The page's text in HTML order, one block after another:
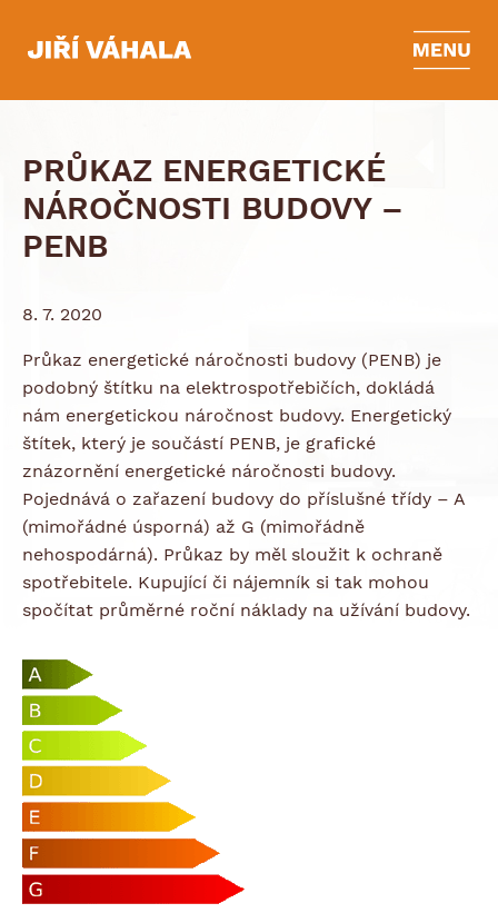
PRŮKAZ ENERGETICKÉ
NÁROČNOSTI BUDOVY –
PENB
8. 7. 2020
Průkaz energetické náročnosti budovy (PENB) je
podobný štítku na elektrospotřebičích, dokládá
nám energetickou náročnost budovy. Energetický
štítek, který je součástí PENB, je grafické
znázornění energetické náročnosti budovy.
Pojednává o zařazení budovy do příslušné třídy – A
(mimořádné úsporná) až G (mimořádně
nehospodárná). Průkaz by měl sloužit k ochraně
spotřebitele. Kupující či nájemník si tak mohou
spočítat průměrné roční náklady na užívání budovy.